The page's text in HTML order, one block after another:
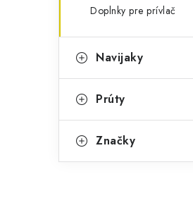
Doplnky pre prívlač
Navijaky
Prúty
Značky